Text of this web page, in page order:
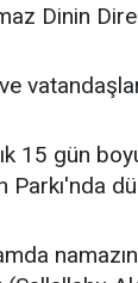
Dinin
15 gün
Parkı'nda